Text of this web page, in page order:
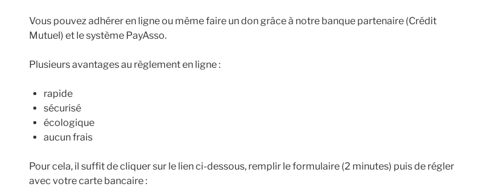
Vous pouvez adhérer en ligne ou même faire un don grâce à notre banque partenaire (Crédit
Mutuel) et le système PayAsso.
Plusieurs avantages au règlement en ligne :
rapide
sécurisé
écologique
aucun frais
Pour cela, il suffit de cliquer sur le lien ci-dessous, remplir le formulaire (2 minutes) puis de régler
avec votre carte bancaire :